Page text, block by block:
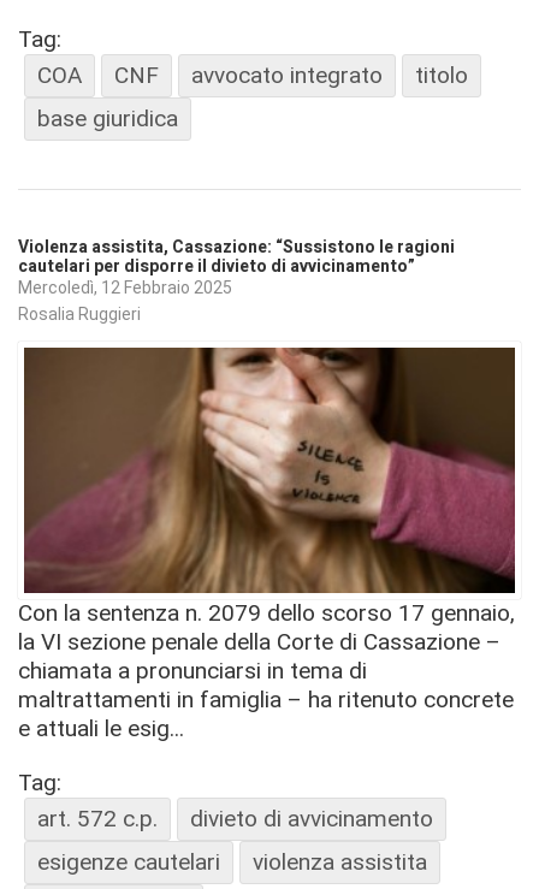
Tag:
COA
CNF avvocato integrato
titolo
base giuridica
Violenza assistita, Cassazione: “Sussistono le ragioni
cautelari per disporre il divieto di avvicinamento”
Mercoledì, 12 Febbraio 2025
Rosalia Ruggieri
Con la sentenza n. 2079 dello scorso 17 gennaio,
la VI sezione penale della Corte di Cassazione –
chiamata a pronunciarsi in tema di
maltrattamenti in famiglia – ha ritenuto concrete
e attuali le esig...
Tag:
art. 572 c.p.
divieto di avvicinamento
esigenze cautelari
violenza assistita